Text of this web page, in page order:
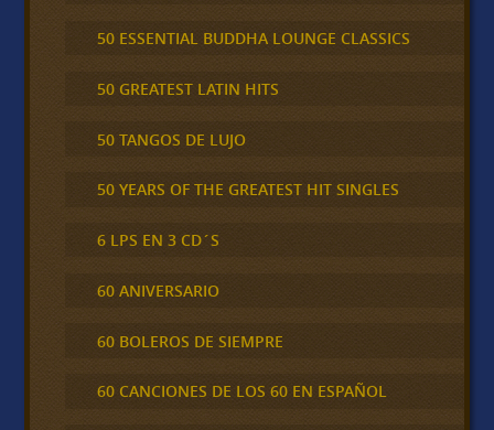
50 ESSENTIAL BUDDHA LOUNGE CLASSICS
50 GREATEST LATIN HITS
50 TANGOS DE LUJO
50 YEARS OF THE GREATEST HIT SINGLES
6 LPS EN 3 CD´S
60 ANIVERSARIO
60 BOLEROS DE SIEMPRE
60 CANCIONES DE LOS 60 EN ESPAÑOL